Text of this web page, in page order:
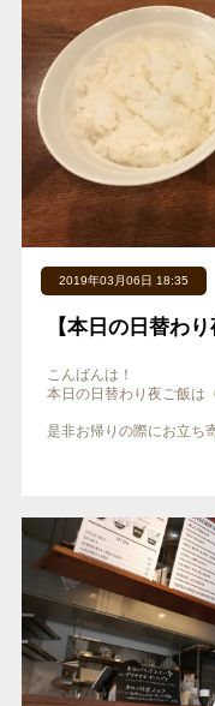
2019年03月06日 18:35
【本日の日替わり
こんばんは！
本日の日替わり夜ご飯は
是非お帰りの際にお立ち